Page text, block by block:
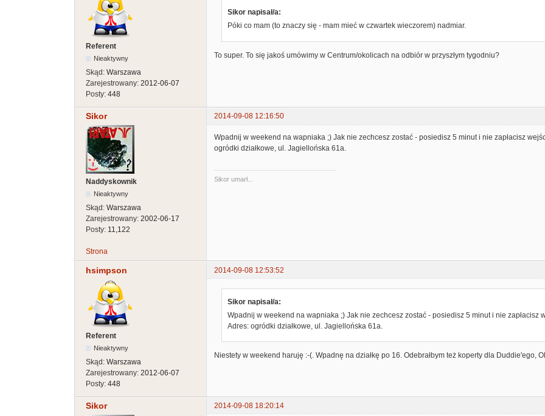
Referent
Nieaktywny
Skąd: Warszawa
Zarejestrowany: 2012-06-07
Posty: 448
Sikor napisał/a:
Póki co mam (to znaczy się - mam mieć w czwartek wieczorem) nadmiar.
To super. To się jakoś umówimy w Centrum/okolicach na odbiór w przyszłym tygodniu?
Sikor 2014-09-08 12:16:50
Naddyskownik
Nieaktywny
Skąd: Warszawa
Zarejestrowany: 2002-06-17
Posty: 11,122
Wpadnij w weekend na wapniaka ;) Jak nie zechcesz zostać - posiedisz 5 minut i nie zapłacisz
ogródki działkowe, ul. Jagiellońska 61a.
Sikor umarł...
Strona
hsimpson 2014-09-08 12:53:52
Referent
Nieaktywny
Skąd: Warszawa
Zarejestrowany: 2012-06-07
Posty: 448
Sikor napisał/a:
Wpadnij w weekend na wapniaka ;) Jak nie zechcesz zostać - posiedisz 5 minut i nie zapłacisz
Adres: ogródki działkowe, ul. Jagiellońska 61a.
Niestety w weekend haruję :-(. Wpadnę na działkę po 16. Odebrałbym też koperty dla Duddie'ego,
Sikor 2014-09-08 18:20:14